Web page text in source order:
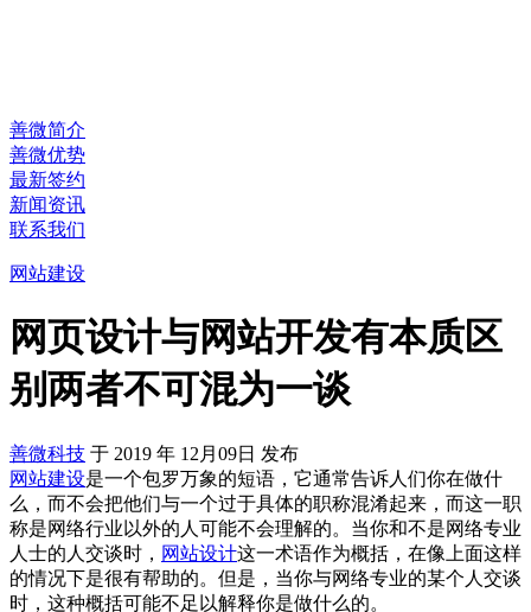
善微简介
善微优势
最新签约
新闻资讯
联系我们
网站建设
网页设计与网站开发有本质区
别两者不可混为一谈
善微科技 于 2019 年 12月09日 发布
网站建设是一个包罗万象的短语，它通常告诉人们你在做什
么，而不会把他们与一个过于具体的职称混淆起来，而这一职
称是网络行业以外的人可能不会理解的。当你和不是网络专业
人士的人交谈时， 网站设计这一术语作为概括，在像上面这样
的情况下是很有帮助的。但是，当你与网络专业的某个人交谈
时，这种概括可能不足以解释你是做什么的。